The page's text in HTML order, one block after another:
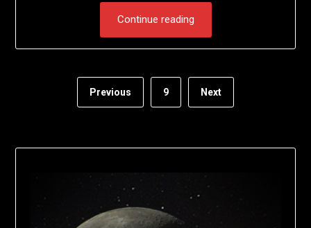
Continue reading
Previous 9 Next